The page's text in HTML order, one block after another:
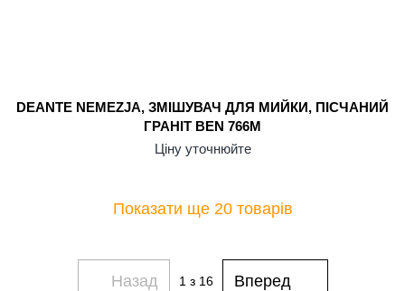
DEANTE NEMEZJA, ЗМІШУВАЧ ДЛЯ МИЙКИ, ПІСЧАНИЙ
ГРАНІТ BEN 766M
Ціну уточнюйте
Показати ще 20 товарів
Назад 1 з 16 Вперед